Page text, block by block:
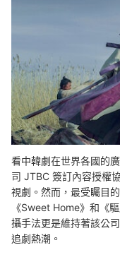
看中韓劇在世界各國的
司 JTBC 簽訂內容授權
視劇。然而，最受矚目
《Sweet Home》和《
攝手法更是維持著該公
追劇熱潮。